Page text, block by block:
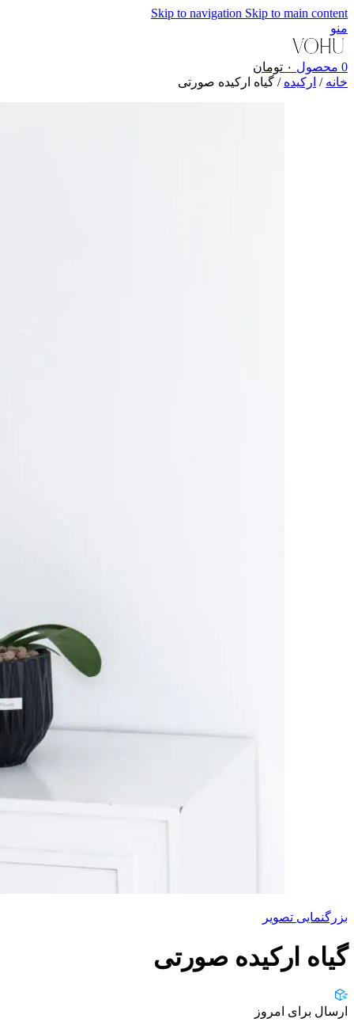
Skip to navigation Skip to main content
منو
0 محصول ۰ تومان
خانه / ارکیده / گیاه ارکیده صورتی
بزرگنمایی تصویر
گیاه ارکیده صورتی
ارسال برای امروز